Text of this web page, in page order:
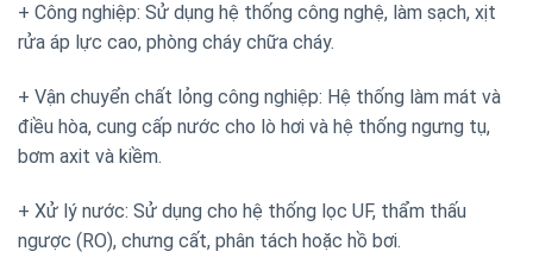
+ Công nghiệp: Sử dụng hệ thống công nghệ, làm sạch, xịt
rửa áp lực cao, phòng cháy chữa cháy.
+ Vận chuyển chất lỏng công nghiệp: Hệ thống làm mát và
điều hòa, cung cấp nước cho lò hơi và hệ thống ngưng tụ,
bơm axit và kiềm.
+ Xử lý nước: Sử dụng cho hệ thống lọc UF, thẩm thấu
ngược (RO), chưng cất, phân tách hoặc hồ bơi.